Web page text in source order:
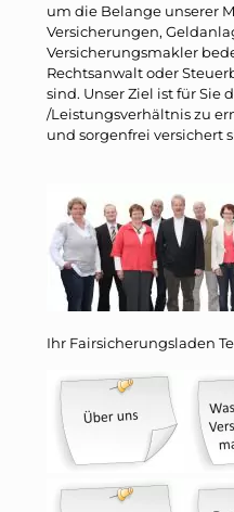
um die Belange unserer
Versicherungen,
Versicherungsmakler
Rechtsanwalt oder
sind. Unser Ziel ist für Sie
/Leistungsverhältnis zu
und sorgenfrei versichert
Ihr Fairsicherungsladen